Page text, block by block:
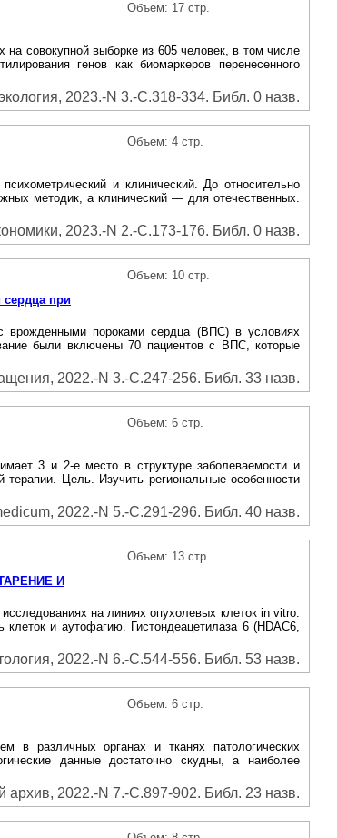
Объем: 17 стр.
выборке из 605 человек, в том числе
генов как биомаркеров перенесенного
2023.-N 3.-С.318-334. Библ. 0 назв.
Объем: 4 стр.
и клинический. До относительно
методик, а клинический — для отечественных.
2023.-N 2.-С.173-176. Библ. 0 назв.
сердца при
Объем: 10 стр.
врожденными пороками сердца (ВПС) в условиях
были включены 70 пациентов с ВПС, которые
2022.-N 3.-С.247-256. Библ. 33 назв.
Объем: 6 стр.
3 и 2-е место в структуре заболеваемости и
терапии. Цель. Изучить региональные особенности
2022.-N 5.-С.291-296. Библ. 40 назв.
И
Объем: 13 стр.
на линиях опухолевых клеток in vitro.
и аутофагию. Гистондеацетилаза 6 (HDAC6,
2022.-N 6.-С.544-556. Библ. 53 назв.
Объем: 6 стр.
в различных органах и тканях патологических
данные достаточно скудны, а наиболее
архив, 2022.-N 7.-С.897-902. Библ. 23 назв.